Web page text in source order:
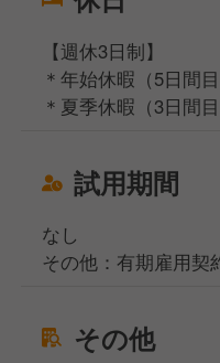
【週休3日制】
＊年始休暇（5日間目
＊夏季休暇（3日間目
試用期間
なし
その他：有期雇用契
その他